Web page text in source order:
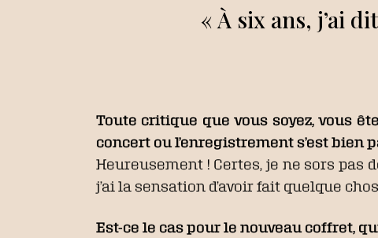
« À six ans, j’ai
Toute critique que vous soyez, vous
concert ou l’enregistrement s’est bien
Heureusement ! Certes, je ne sors pas
j’ai la sensation d’avoir fait quelque
Est-ce le cas pour le nouveau coffret,